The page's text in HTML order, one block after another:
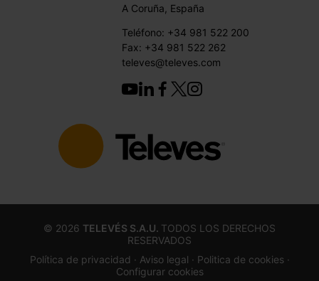
A Coruña, España
Teléfono: +34 981 522 200
Fax: +34 981 522 262
televes@televes.com
© 2026 TELEVÉS S.A.U. TODOS LOS DERECHOS
RESERVADOS
Política de privacidad · Aviso legal · Politica de cookies ·
Configurar cookies